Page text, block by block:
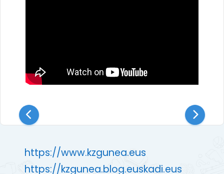
https://www.kzgunea.eus
https://kzgunea.blog.euskadi.eus